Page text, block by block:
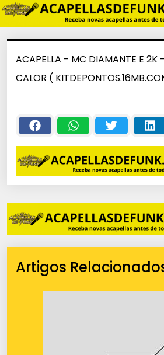
ACAPELLA - MC DIAMANTE E 2K
CALOR (
Artigos